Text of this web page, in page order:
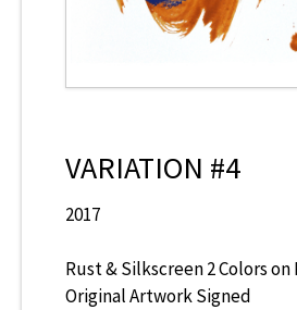
VARIATION #4
2017
Rust & Silkscreen 2 Colors on
Original Artwork Signed